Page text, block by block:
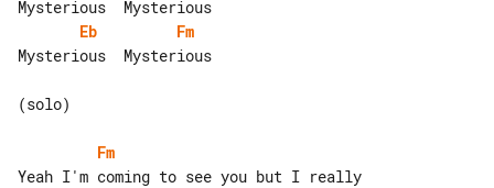
Eb
Fm
Mysterious  Mysterious
(solo)
Fm
Yeah I'm coming to see you but I really